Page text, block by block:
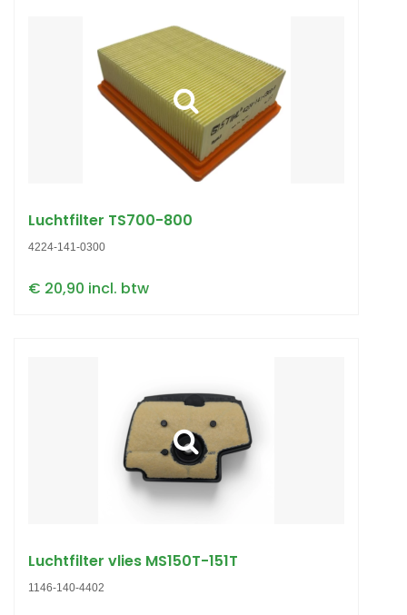
Luchtfilter TS700-800
4224-141-0300
€ 20,90 incl. btw
Luchtfilter vlies MS150T-151T
1146-140-4402